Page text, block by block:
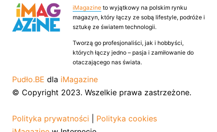
iMagazine to wyjątkowy na polskim rynku
magazyn, który łączy ze sobą lifestyle, podróże i
sztukę ze światem technologii.
Tworzą go profesjonaliści, jak i hobbyści,
których łączy jedno – pasja i zamiłowanie do
otaczającego nas świata.
Pudło.BE dla iMagazine
© Copyright 2023. Wszelkie prawa zastrzeżone.
Polityka prywatności
Polityka cookies